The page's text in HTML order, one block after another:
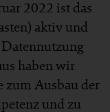
2022 ist das
aktiv und
haben wir
Aus­bau der
und zu